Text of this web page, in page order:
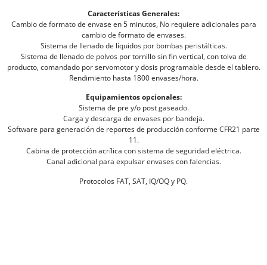
Características Generales:
Cambio de formato de envase en 5 minutos, No requiere adicionales para
cambio de formato de envases.
Sistema de llenado de líquidos por bombas peristálticas.
Sistema de llenado de polvos por tornillo sin fin vertical, con tolva de
producto, comandado por servomotor y dosis programable desde el tablero.
Rendimiento hasta 1800 envases/hora.
Equipamientos opcionales:
Sistema de pre y/o post gaseado.
Carga y descarga de envases por bandeja.
Software para generación de reportes de producción conforme CFR21 parte
11.
Cabina de protección acrílica con sistema de seguridad eléctrica.
Canal adicional para expulsar envases con falencias.
Protocolos FAT, SAT, IQ/OQ y PQ.